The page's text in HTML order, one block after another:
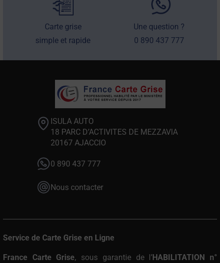
Carte grise
simple et rapide
Une question ?
0 890 437 777
ISULA AUTO
18 PARC D’ACTIVITES DE MEZZAVIA
20167 AJACCIO
0 890 437 777
Nous contacter
Service de Carte Grise en Ligne
France Carte Grise, sous garantie de l’HABILITATION n°